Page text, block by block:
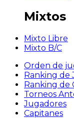
Mixtos
Mixto Libre
Mixto B/C
Orden de
Ranking de
Ranking de
Torneos
Jugadores
Capitanes